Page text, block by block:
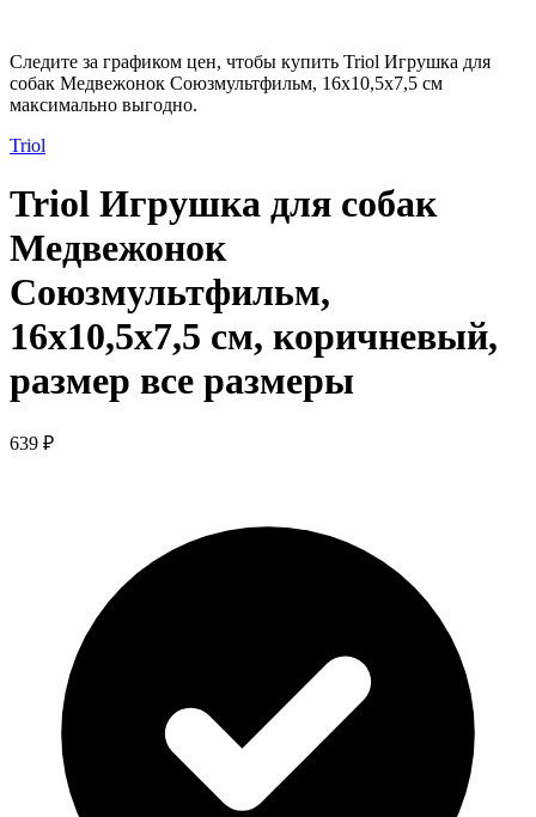
Следите за графиком цен, чтобы купить Triol Игрушка для
собак Медвежонок Союзмультфильм, 16x10,5x7,5 cм
максимально выгодно.
Triol
Triol Игрушка для собак
Медвежонок
Союзмультфильм,
16x10,5x7,5 cм, коричневый,
размер все размеры
639 ₽